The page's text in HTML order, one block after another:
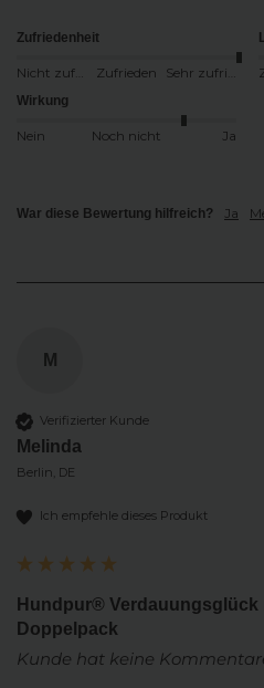
Zufriedenheit
Zufrieden
Wirkung
Nein Noch nicht Ja
War diese Bewertung hilfreich? Ja
M
Verifizierter Kunde
Melinda
Berlin, DE
Ich empfehle dieses Produkt
Hundpur® Verdauungsglück
Doppelpack
Kunde hat keine